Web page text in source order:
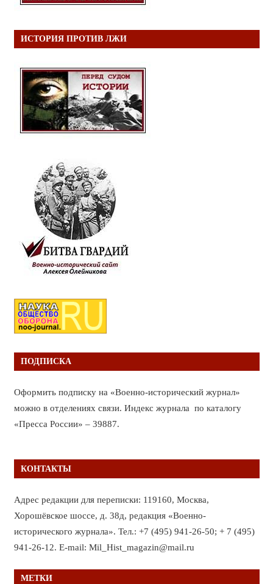
ИСТОРИЯ ПРОТИВ ЛЖИ
ПОДПИСКА
Оформить подписку на «Военно-исторический журнал»
можно в отделениях связи. Индекс журнала по каталогу
«Пресса России» – 39887.
КОНТАКТЫ
Адрес редакции для переписки: 119160, Москва,
Хорошёвское шоссе, д. 38д, редакция «Военно-
исторического журнала». Тел.: +7 (495) 941-26-50; + 7 (495)
941-26-12. E-mail: Mil_Hist_magazin@mail.ru
МЕТКИ